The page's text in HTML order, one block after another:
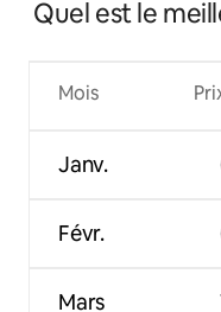
Accès direct aux bus
Narita | Location
Quel est le
Mois
Janv.
Févr.
Mars